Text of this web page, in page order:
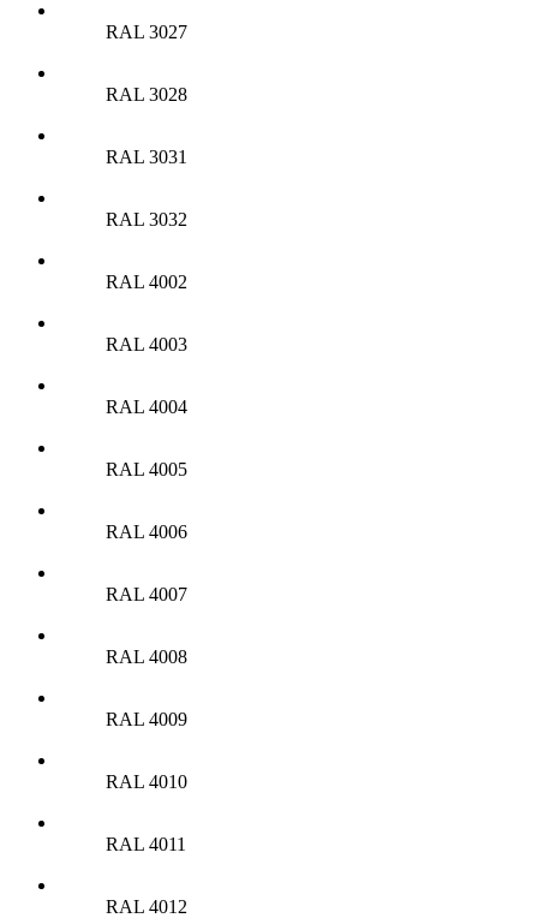
RAL 3027
RAL 3028
RAL 3031
RAL 3032
RAL 4002
RAL 4003
RAL 4004
RAL 4005
RAL 4006
RAL 4007
RAL 4008
RAL 4009
RAL 4010
RAL 4011
RAL 4012